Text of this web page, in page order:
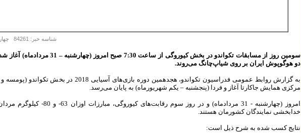
شناسه خبر: 84261 چهارشنبه 31 مرداد 1397 - 09:24
سومین روز از مسابقات تکواندو در بخش
دو هوگوپوش ایران بر روی شیاپ‌چانگ می‌روند.
مرکزی همایش جاکارتا آغاز و فردا (پنجشنبه – یکم شهریورماه) به پایان می‌رسد.
امروز (چهارشنبه - 31 مردادماه) و
خدابخشی نمایندگان کشورمان هستند.
نتایج کسب شده به شرح ذیل است: